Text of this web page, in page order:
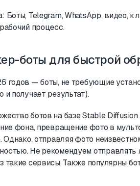
Telegram, WhatsApp, видео,
процесс.
боты для быстрой
годов — боты, не требующие
и получает результат).
ботов на базе Stable
фона, превращение фото в
Однако, отправляя фото
Не рекомендуем
такие сервисы. Также популярны